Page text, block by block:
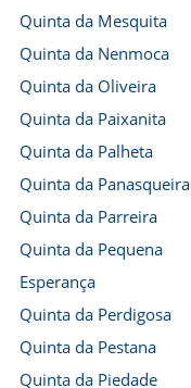
Quinta da Mesquita
Quinta da Nenmoca
Quinta da Oliveira
Quinta da Paixanita
Quinta da Palheta
Quinta da Panasqueira
Quinta da Parreira
Quinta da Pequena
Esperança
Quinta da Perdigosa
Quinta da Pestana
Quinta da Piedade